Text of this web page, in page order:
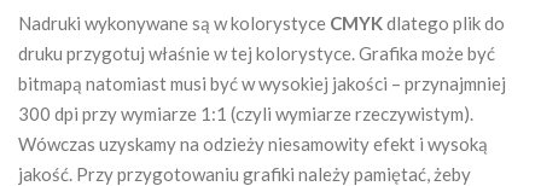
Nadruki wykonywane są w kolorystyce CMYKdlatego plik do
druku przygotuj właśnie w tej kolorystyce. Grafika może być
bitmapą natomiast musi być w wysokiej jakości – przynajmniej
300 dpi przy wymiarze 1:1 (czyli wymiarze rzeczywistym).
Wówczas uzyskamy na odzieży niesamowity efekt i wysoką
jakość. Przy przygotowaniu grafiki należy pamiętać, żeby